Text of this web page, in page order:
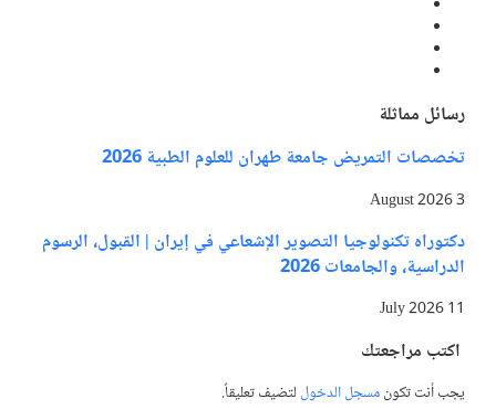
رسائل مماثلة
تخصصات التمريض جامعة طهران للعلوم الطبية 2026
3 August 2026
دكتوراه تكنولوجيا التصوير الإشعاعي في إيران | القبول، الرسوم
الدراسية، والجامعات 2026
11 July 2026
اكتب مراجعتك
يجب أنت تكونمسجل الدخوللتضيف تعليقاً.